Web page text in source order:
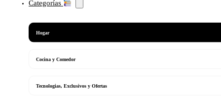
Categorías
Hogar
Cocina y Comedor
Tecnologias, Exclusivos y Ofertas